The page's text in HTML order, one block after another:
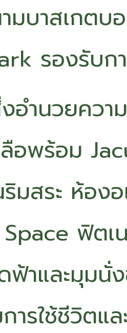
มบาสเกต
รองรับก
อำนวยควา
อพร้อม
มสระ ห้อง
ฟิตเ
ฟ้าและมุมนั่
ารใช้ชีวิต